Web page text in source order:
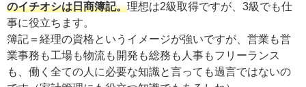
のイチオシは日商簿記。理想は2級取得ですが、3級でも仕
事に役立ちます。
簿記＝経理の資格というイメージが強いですが、営業も営
業事務も工場も物流も開発も総務も人事もフリーランス
も、働く全ての人に必要な知識と言っても過言ではないの